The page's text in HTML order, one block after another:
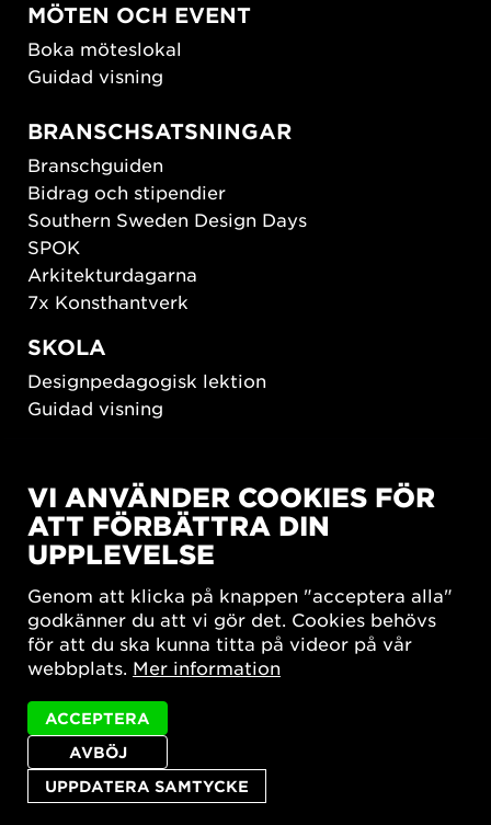
MÖTEN OCH EVENT
Boka möteslokal
Guidad visning
BRANSCHSATSNINGAR
Branschguiden
Bidrag och stipendier
Southern Sweden Design Days
SPOK
Arkitekturdagarna
7x Konsthantverk
SKOLA
Designpedagogisk lektion
Guidad visning
New European Bauhaus
SUSTAINORDIC
Share Future Living
What Matter_s
Integritetspolicy
Cookie-inställningar
© 2026 Form/Design Center
VI ANVÄNDER COOKIES FÖR
ATT FÖRBÄTTRA DIN
UPPLEVELSE
Genom att klicka på knappen "acceptera alla"
godkänner du att vi gör det. Cookies behövs
för att du ska kunna titta på videor på vår
webbplats. Mer information
UPPDATERA SAMTYCKE
AVBÖJ
ACCEPTERA